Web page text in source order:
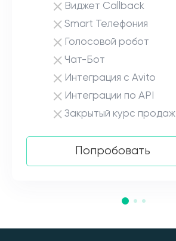
Виджет Callback
Smart Телефония
Голосовой робот
Чат-Бот
Интеграция с Avito
Интеграции по API
Закрытый курс продаж
Попробовать